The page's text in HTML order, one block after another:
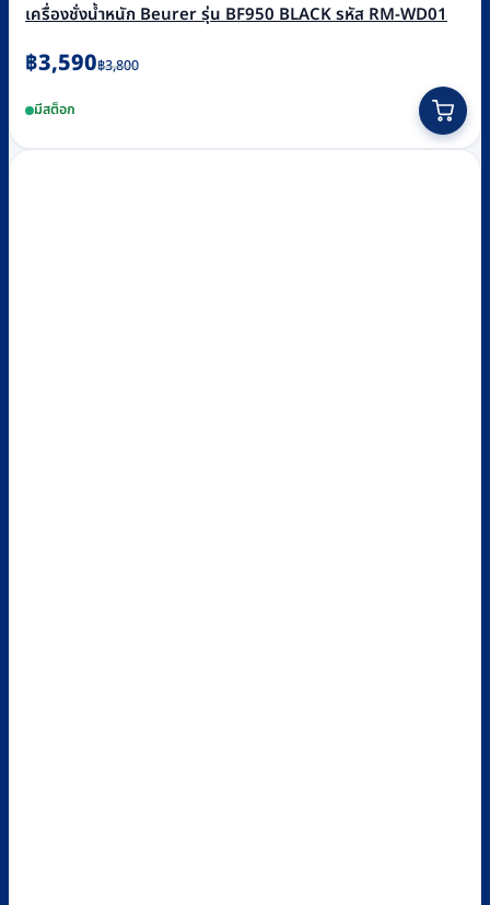
เครื่องชั่งน้ำหนัก Beurer รุ่น BF950 BLACK รหัส RM-WD01
฿3,800
Original
was:
฿3,800.
฿3,590
Current
is:
฿3,590.
มีสต็อก